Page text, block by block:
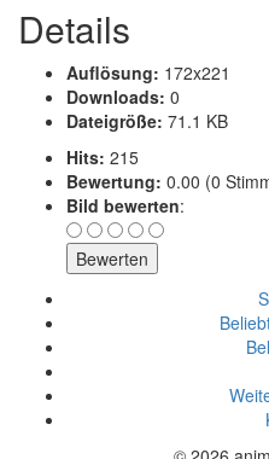
Details
Auflösung: 172x221
Downloads: 0
Dateigröße: 71.1 KB
Hits: 215
Bewertung: 0.00 (0
Bild bewerten: